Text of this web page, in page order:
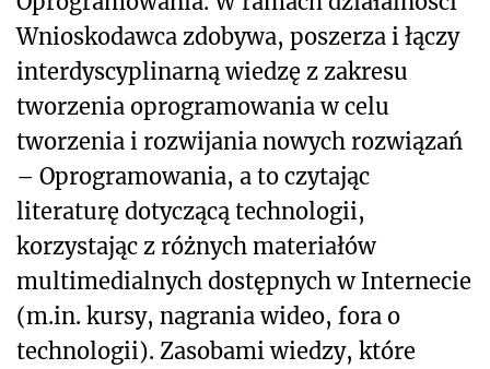
Wnioskodawca zdobywa, poszerza i łączy
interdyscyplinarną wiedzę z zakresu
tworzenia oprogramowania w celu
tworzenia i rozwijania nowych rozwiązań
– Oprogramowania, a to czytając
literaturę dotyczącą technologii,
korzystając z różnych materiałów
multimedialnych dostępnych w Internecie
(m.in. kursy, nagrania wideo, fora o
technologii). Zasobami wiedzy, które